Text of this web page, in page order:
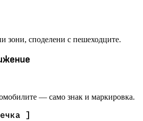
зони, споделени с пешеходците.
— само знак и маркировка.
]